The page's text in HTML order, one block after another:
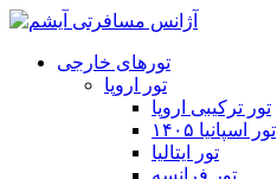
تورهای خارجی
تور اروپا
تور ترکیبی اروپا
تور اسپانیا ۱۴۰۵
تور ایتالیا
تور فرانسه